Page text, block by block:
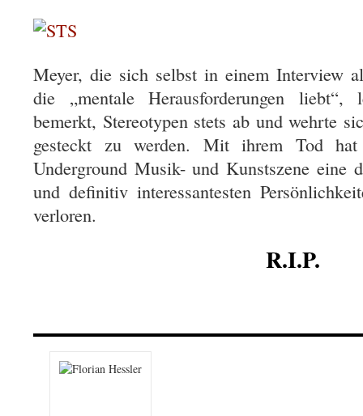
Meyer, die sich selbst in einem Interview
die „mentale Herausforderungen
bemerkt, Stereotypen stets ab und wehrte
gesteckt zu werden. Mit ihrem Tod
Underground Musik- und Kunstszene eine
und definitiv interessantesten
verloren.
R.I.P.